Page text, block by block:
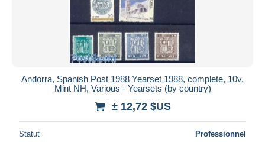
Andorra, Spanish Post 1988 Yearset 1988, complete, 10v,
Mint NH, Various - Yearsets (by country)
± 12,72 $US
Statut Professionnel